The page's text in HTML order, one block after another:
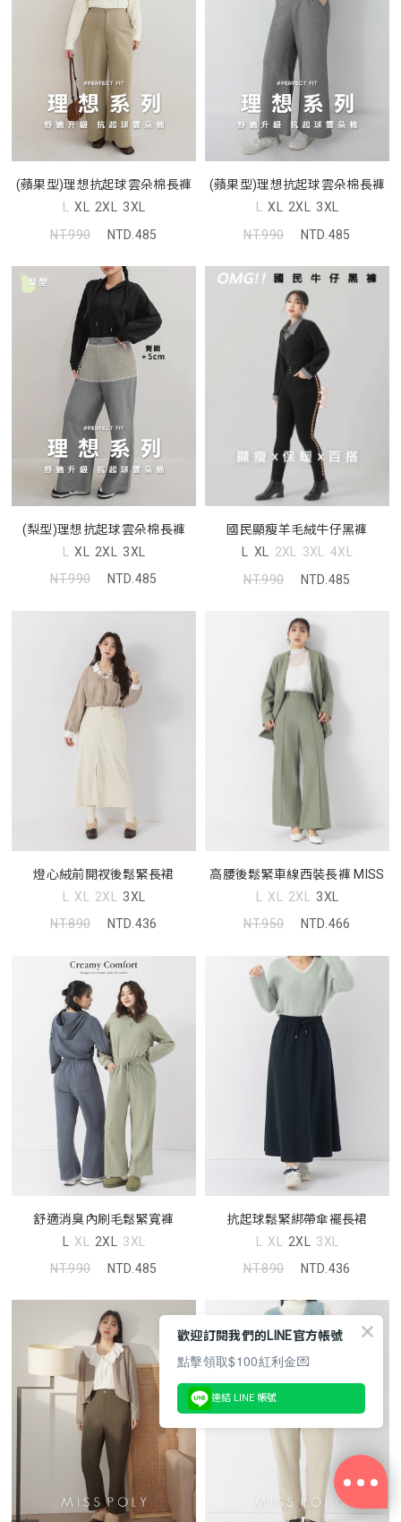
(蘋果型)理想抗起球雲朵棉長褲
L XL 2XL 3XL
NT.990
NTD.485
(蘋果型)理想抗起球雲朵棉長褲
L XL 2XL 3XL
NT.990
NTD.485
(梨型)理想抗起球雲朵棉長褲
L XL 2XL 3XL
NT.990
NTD.485
國民顯瘦羊毛絨牛仔黑褲
L XL 2XL 3XL 4XL
NT.990
NTD.485
燈心絨前開衩後鬆緊長裙
L XL 2XL 3XL
NT.890
NTD.436
高腰後鬆緊車線西裝長褲 MISS
L XL 2XL 3XL
NT.950
NTD.466
舒適消臭內刷毛鬆緊寬褲
L XL 2XL 3XL
NT.990
NTD.485
抗起球鬆緊綁帶傘襬長裙
L XL 2XL 3XL
NT.890
NTD.436
歡迎訂閱我們的LINE官方帳號
點擊領取$100紅利金💌
連結 LINE 帳號